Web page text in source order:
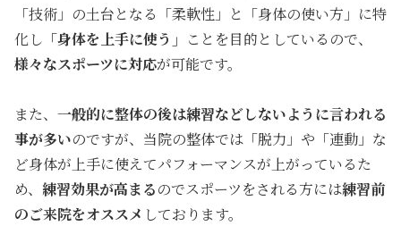
「技術」の土台となる「柔軟性」と「身体の使い方」に特
化し 「身体を上手に使う」 ことを目的としているので、
様々なスポーツに対応が可能です。
また、 一般的に整体の後は練習などしないように言われる
事が多いのですが、当院の整体では「脱力」や「連動」な
ど身体が上手に使えてパフォーマンスが上がっているた
め、 練習効果が高まるのでスポーツをされる方には練習前
のご来院をオススメ しております。